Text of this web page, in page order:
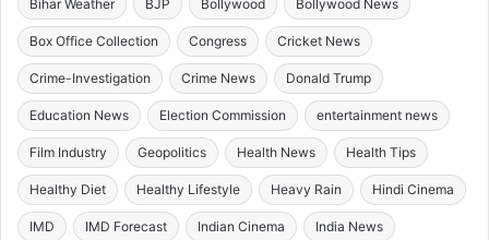
Bihar Weather BJP Bollywood Bollywood News
Box Office Collection Congress Cricket News
Crime-Investigation Crime News Donald Trump
Education News Election Commission entertainment news
Film Industry Geopolitics Health News Health Tips
Healthy Diet Healthy Lifestyle Heavy Rain Hindi Cinema
IMD IMD Forecast Indian Cinema India News